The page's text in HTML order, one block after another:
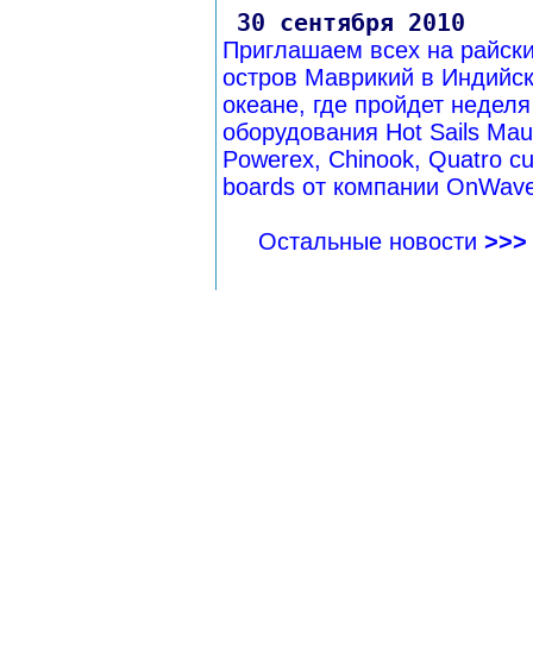
30 сентября 2010
Приглашаем всех на
остров Маврикий в
океане, где пройдет
оборудования Hot Sails
Powerex, Chinook, Quatro
boards от компании
Остальные новости >>>